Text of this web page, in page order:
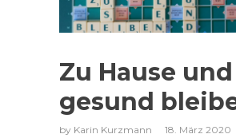
Zu Hause und
gesund
by Karin Kurzmann
18. März 2020